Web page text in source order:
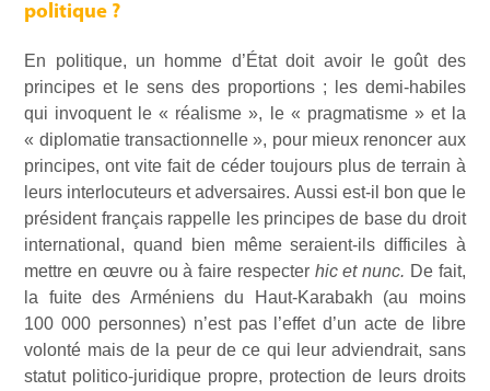
politique ?
En politique, un homme d’État doit avoir le goût des
principes et le sens des proportions ; les demi-habiles
qui invoquent le « réalisme », le « pragmatisme » et la
« diplomatie transactionnelle », pour mieux renoncer aux
principes, ont vite fait de céder toujours plus de terrain à
leurs interlocuteurs et adversaires. Aussi est-il bon que le
président français rappelle les principes de base du droit
international, quand bien même seraient-ils difficiles à
mettre en œuvre ou à faire respecter hic et nunc. De fait,
la fuite des Arméniens du Haut-Karabakh (au moins
100 000 personnes) n’est pas l’effet d’un acte de libre
volonté mais de la peur de ce qui leur adviendrait, sans
statut politico-juridique propre, protection de leurs droits